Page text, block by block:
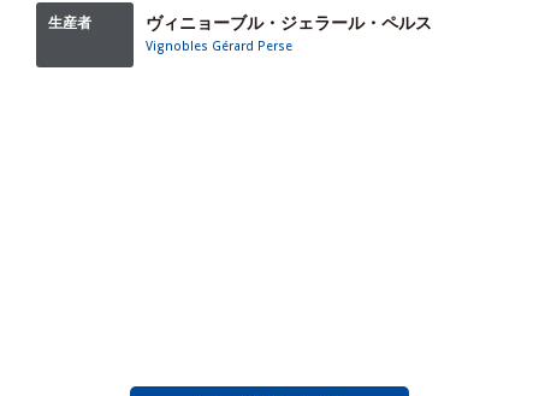
生産者 ヴィニョーブル・ジェラール・ペルス
Vignobles Gérard Perse